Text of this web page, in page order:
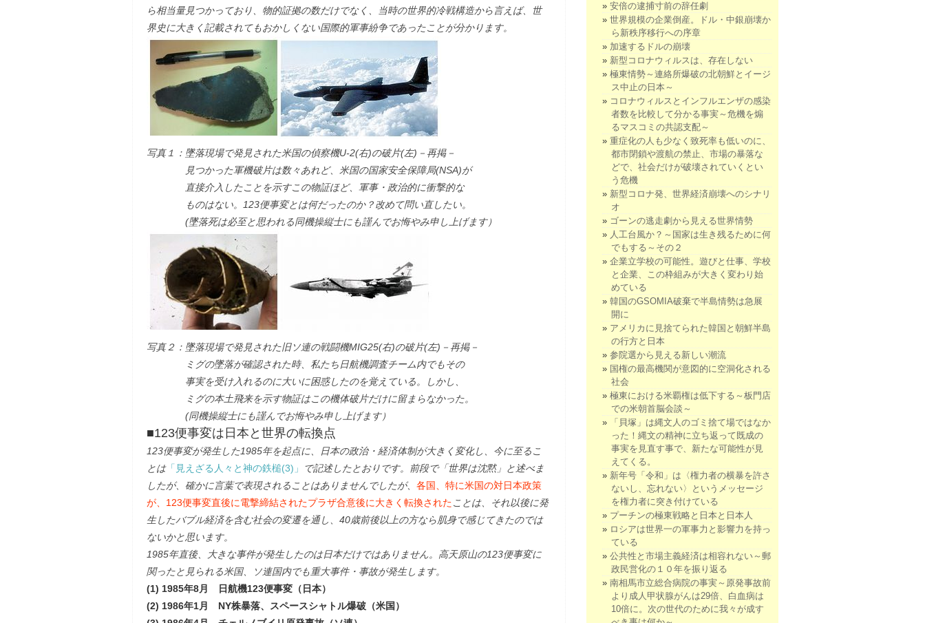
ら相当量見つかっており、物的証拠の数だけでなく、当時の世界的冷戦構造から言えば、世
界史に大きく記載されてもおかしくない国際的軍事紛争であったことが分かります。
写真１：墜落現場で発見された米国の偵察機U-2(右)の破片(左)－再掲－
見つかった軍機破片は数々あれど、米国の国家安全保障局(NSA)が
直接介入したことを示すこの物証ほど、軍事・政治的に衝撃的な
ものはない。123便事変とは何だったのか？改めて問い直したい。
(墜落死は必至と思われる同機操縦士にも謹んでお悔やみ申し上げます）
写真２：墜落現場で発見された旧ソ連の戦闘機MIG25(右)の破片(左)－再掲－
ミグの墜落が確認された時、私たち日航機調査チーム内でもその
事実を受け入れるのに大いに困惑したのを覚えている。しかし、
ミグの本土飛来を示す物証はこの機体破片だけに留まらなかった。
(同機操縦士にも謹んでお悔やみ申し上げます）
■123便事変は日本と世界の転換点
123便事変が発生した1985年を起点に、日本の政治・経済体制が大きく変化し、今に至るこ
とは「見えざる人々と神の鉄槌(3)」
で記述したとおりです。前段で「世界は沈黙」と述べま
したが、確かに言葉で表現されることはありませんでしたが、 各国、特に米国の対日本政策
が、123便事変直後に電撃締結されたプラザ合意後に大きく転換されたことは、それ以後に発
生したバブル経済を含む社会の変遷を通し、40歳前後以上の方なら肌身で感じてきたのでは
ないかと思います。
1985年直後、大きな事件が発生したのは日本だけではありません。高天原山の123便事変に
関ったと見られる米国、ソ連国内でも重大事件・事故が発生します。
(1) 1985年8月 日航機123便事変（日本）
(2) 1986年1月 NY株暴落、スペースシャトル爆破（米国）
安倍の逮捕寸前の辞任劇
世界規模の企業倒産。ドル・中銀崩壊か
ら新秩序移行への序章
加速するドルの崩壊
新型コロナウィルスは、存在しない
極東情勢～連絡所爆破の北朝鮮とイージ
ス中止の日本～
コロナウィルスとインフルエンザの感染
者数を比較して分かる事実～危機を煽
るマスコミの共認支配～
重症化の人も少なく致死率も低いのに、
都市閉鎖や渡航の禁止、市場の暴落な
どで、社会だけが破壊されていくとい
う危機
新型コロナ発、世界経済崩壊へのシナリ
オ
ゴーンの逃走劇から見える世界情勢
人工台風か？～国家は生き残るために何
でもする～その２
企業立学校の可能性。遊びと仕事、学校
と企業、この枠組みが大きく変わり始
めている
韓国のGSOMIA破棄で半島情勢は急展
開に
アメリカに見捨てられた韓国と朝鮮半島
の行方と日本
参院選から見える新しい潮流
国権の最高機関が意図的に空洞化される
社会
極東における米覇権は低下する～板門店
での米朝首脳会談～
「貝塚」は縄文人のゴミ捨て場ではなか
った！縄文の精神に立ち返って既成の
事実を見直す事で、新たな可能性が見
えてくる。
新年号「令和」は〈権力者の横暴を許さ
ないし、忘れない〉というメッセージ
を権力者に突き付けている
プーチンの極東戦略と日本と日本人
ロシアは世界一の軍事力と影響力を持っ
ている
公共性と市場主義経済は相容れない～郵
政民営化の１０年を振り返る
南相馬市立総合病院の事実～原発事故前
より成人甲状腺がんは29倍、白血病は
10倍に。次の世代のために我々が成す